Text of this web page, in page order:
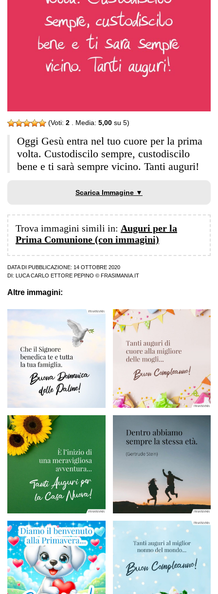
(Voti: 2 . Media: 5,00 su 5)
Oggi Gesù entra nel tuo cuore per la prima
volta. Custodiscilo sempre, custodiscilo
bene e ti sarà sempre vicino. Tanti auguri!
Scarica Immagine ▼
Trova immagini simili in: Auguri per la
Prima Comunione (con immagini)
DATA DI PUBBLICAZIONE: 14 OTTOBRE 2020
DI:
LUCA CARLO ETTORE PEPINO © FRASIMANIA.IT
Altre immagini: